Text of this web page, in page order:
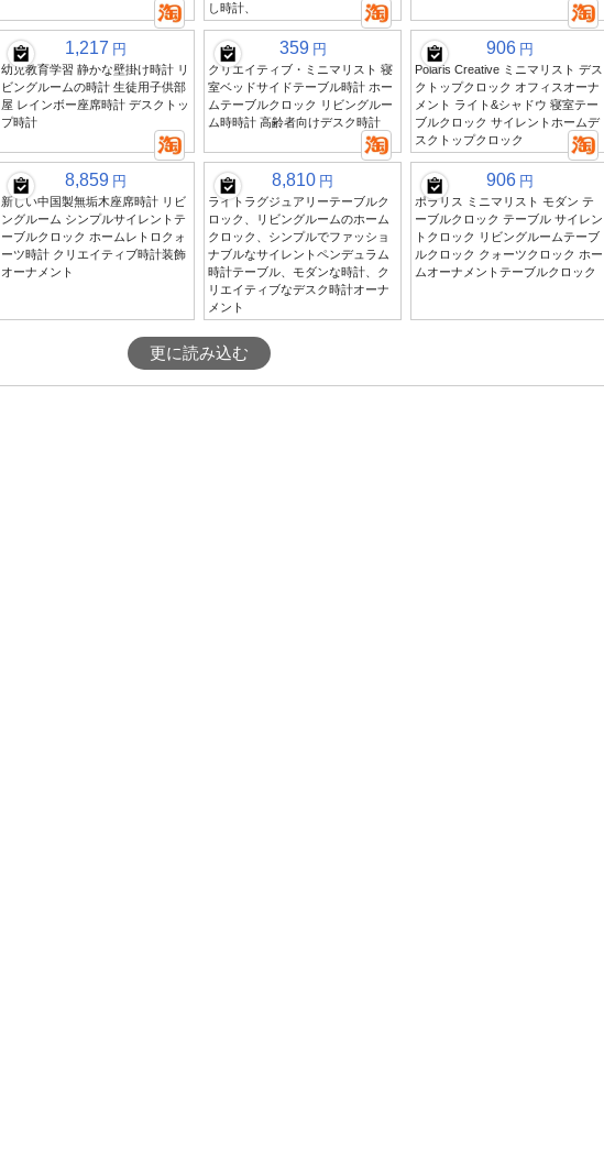
し時計、
1,217 円
幼児教育学習 静かな壁掛け時計 リ
ビングルームの時計 生徒用子供部
屋 レインボー座席時計 デスクトッ
プ時計
359 円
クリエイティブ・ミニマリスト 寝
室ベッドサイドテーブル時計 ホー
ムテーブルクロック リビングルー
ム時時計 高齢者向けデスク時計
906 円
Polaris Creative ミニマリスト デス
クトップクロック オフィスオーナ
メント ライト&シャドウ 寝室テー
ブルクロック サイレントホームデ
スクトップクロック
8,859 円
新しい中国製無垢木座席時計 リビ
ングルーム シンプルサイレントテ
ーブルクロック ホームレトロクォ
ーツ時計 クリエイティブ時計装飾
オーナメント
8,810 円
ライトラグジュアリーテーブルク
ロック、リビングルームのホーム
クロック、シンプルでファッショ
ナブルなサイレントペンデュラム
時計テーブル、モダンな時計、ク
リエイティブなデスク時計オーナ
メント
906 円
ポラリス ミニマリスト モダン テ
ーブルクロック テーブル サイレン
トクロック リビングルームテーブ
ルクロック クォーツクロック ホー
ムオーナメントテーブルクロック
更に読み込む